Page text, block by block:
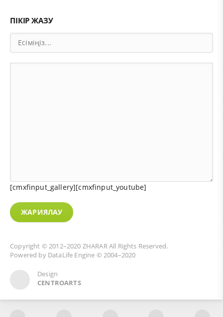
ПІКІР ЖАЗУ
[cmxfinput_gallery][cmxfinput_youtube]
ЖАРИЯЛАУ
Copyright © 2012–2020 ZHARARAll Rights Reserved.
Powered by DataLife Engine © 2004–2020
Design
CENTROARTS